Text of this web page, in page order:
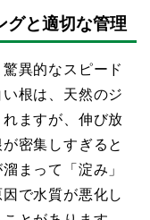
グと適切な管理
異的なスピード
根は、天然のジ
ますが、伸び放
密集しすぎると
まって「淀み」
で水質が悪化し